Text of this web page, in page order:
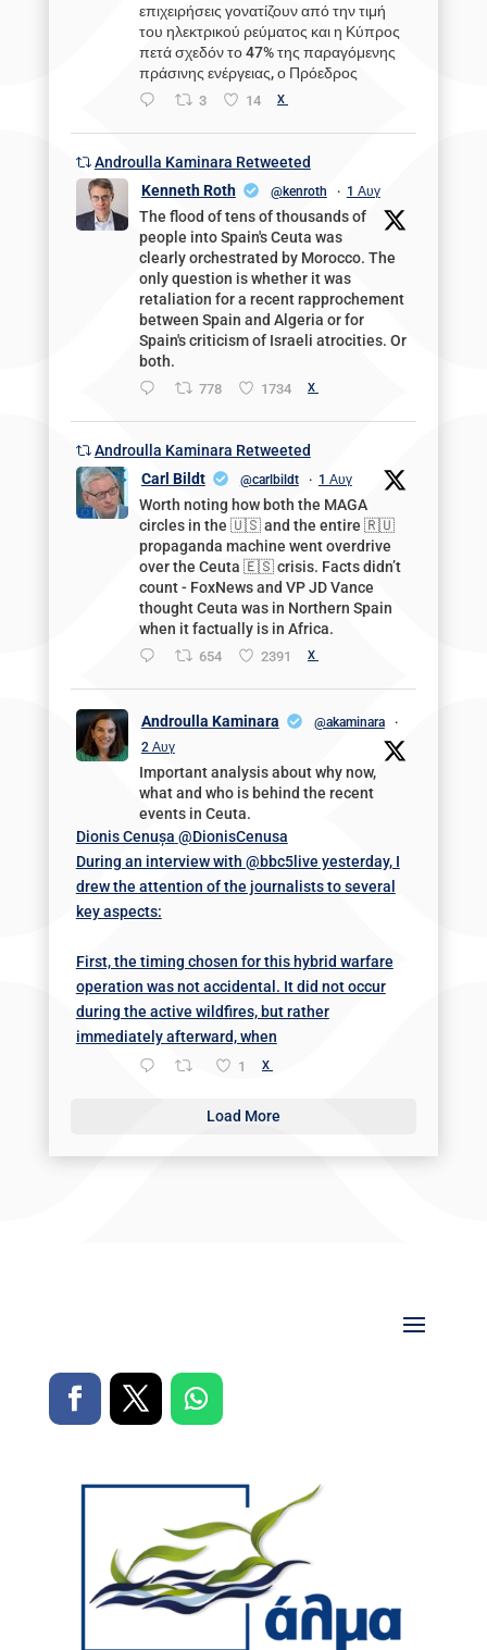
επιχειρήσεις γονατίζουν από την τιμή
του ηλεκτρικού ρεύματος και η Κύπρος
πετά σχεδόν το 47% της παραγόμενης
πράσινης ενέργειας, ο Πρόεδρος
3 14 X
Androulla Kaminara Retweeted
Kenneth Roth
@kenroth · 1 Αυγ
The flood of tens of thousands of
people into Spain's Ceuta was
clearly orchestrated by Morocco. The
only question is whether it was
retaliation for a recent rapprochement
between Spain and Algeria or for
Spain's criticism of Israeli atrocities. Or
both.
778 1734 X
Androulla Kaminara Retweeted
Carl Bildt
@carlbildt · 1 Αυγ
Worth noting how both the MAGA
circles in the 🇺🇸 and the entire 🇷🇺
propaganda machine went overdrive
over the Ceuta 🇪🇸 crisis. Facts didn’t
count - FoxNews and VP JD Vance
thought Ceuta was in Northern Spain
when it factually is in Africa.
654 2391 X
Androulla Kaminara @akaminara
·
2 Αυγ
Important analysis about why now,
what and who is behind the recent
events in Ceuta.
Dionis Cenușa @DionisCenusa
During an interview with @bbc5live yesterday, I
drew the attention of the journalists to several
key aspects:
First, the timing chosen for this hybrid warfare
operation was not accidental. It did not occur
during the active wildfires, but rather
immediately afterward, when
1 X
Load More